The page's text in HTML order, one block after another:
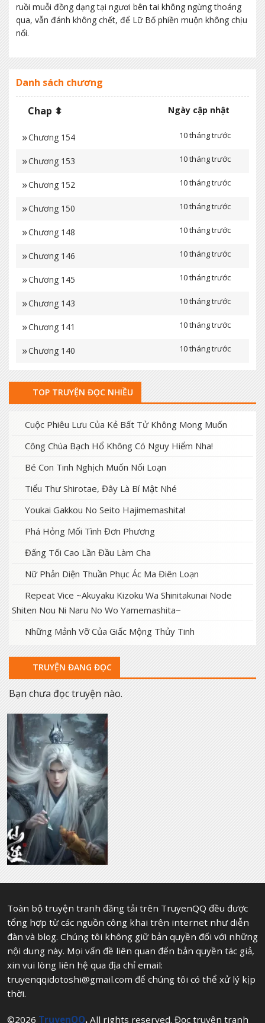
ruồi muỗi đồng dạng tại ngươi bên tai không ngừng thoáng
qua, vẫn đánh không chết, để Lữ Bố phiền muộn không chịu
nổi.
Danh sách chương
Chap ⬍ Ngày cập nhật
Chương 154 10 tháng trước
Chương 153 10 tháng trước
Chương 152 10 tháng trước
Chương 150 10 tháng trước
Chương 148 10 tháng trước
Chương 146 10 tháng trước
Chương 145 10 tháng trước
Chương 143 10 tháng trước
Chương 141 10 tháng trước
Chương 140 10 tháng trước
Chương 135
Chương 134 10 tháng trước
Chương 133 10 tháng trước
Chương 132
Chương 128
Chương 123 10 tháng trước
Chương 122
Chương 110 10 tháng trước
Chương 109 10 tháng trước
Chương 108
Chương 105 10 tháng trước
Chương 99
Chương 98
Chương 96
Chương 92
Chương 88
Chương 83
Chương 75 10 tháng trước
Chương 73 10 tháng trước
Chương 71
Chương 68
TOP TRUYỆN ĐỌC NHIỀU
Cuộc Phiêu Lưu Của Kẻ Bất Tử Không Mong Muốn
Công Chúa Bạch Hổ Không Có Nguy Hiểm Nha!
Bé Con Tinh Nghịch Muốn Nổi Loạn
Tiểu Thư Shirotae, Đây Là Bí Mật Nhé
Youkai Gakkou No Seito Hajimemashita!
Phá Hỏng Mối Tình Đơn Phương
Đấng Tối Cao Lần Đầu Làm Cha
Nữ Phản Diện Thuần Phục Ác Ma Điên Loạn
Repeat Vice ~Akuyaku Kizoku Wa Shinitakunai Node
Shiten Nou Ni Naru No Wo Yamemashita~
Những Mảnh Vỡ Của Giấc Mộng Thủy Tinh
TRUYỆN ĐANG ĐỌC
Bạn chưa đọc truyện nào.
Toàn bộ truyện tranh đăng tải trên TruyenQQ đều được
tổng hợp từ các nguồn công khai trên internet như diễn
đàn và blog. Chúng tôi không giữ bản quyền đối với những
nội dung này. Mọi vấn đề liên quan đến bản quyền tác giả,
xin vui lòng liên hệ qua địa chỉ email:
truyenqqidotoshi@gmail.com để chúng tôi có thể xử lý kịp
thời.
©2026 TruyenQQ. All rights reserved. Đọc truyện tranh